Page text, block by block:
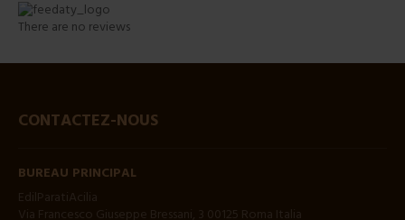
There are no reviews
CONTACTEZ-NOUS
BUREAU PRINCIPAL